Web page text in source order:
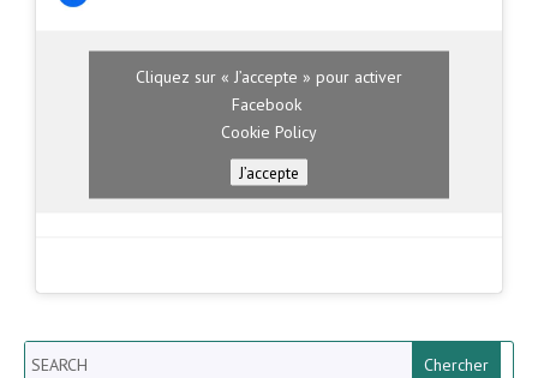
Cliquez sur « J’accepte » pour activer
Facebook
Cookie Policy
J’accepte
Search